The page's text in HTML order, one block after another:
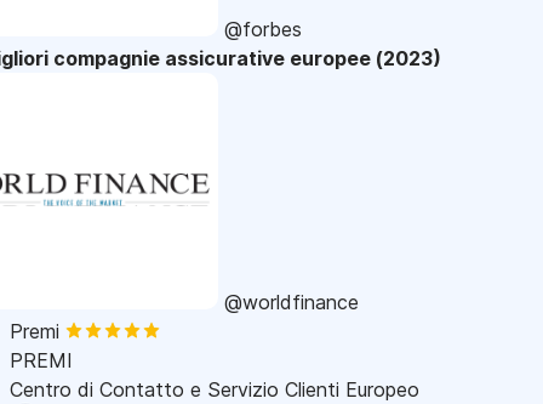
@forbes
compagnie assicurative europee (2023)
@worldfinance
Premi
PREMI
Centro di Contatto e Servizio Clienti Europeo